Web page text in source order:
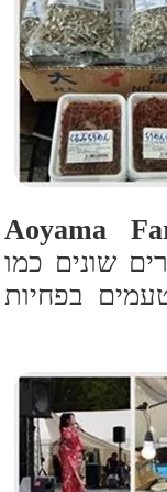
Aoyama
שונים כמו
בפחיות